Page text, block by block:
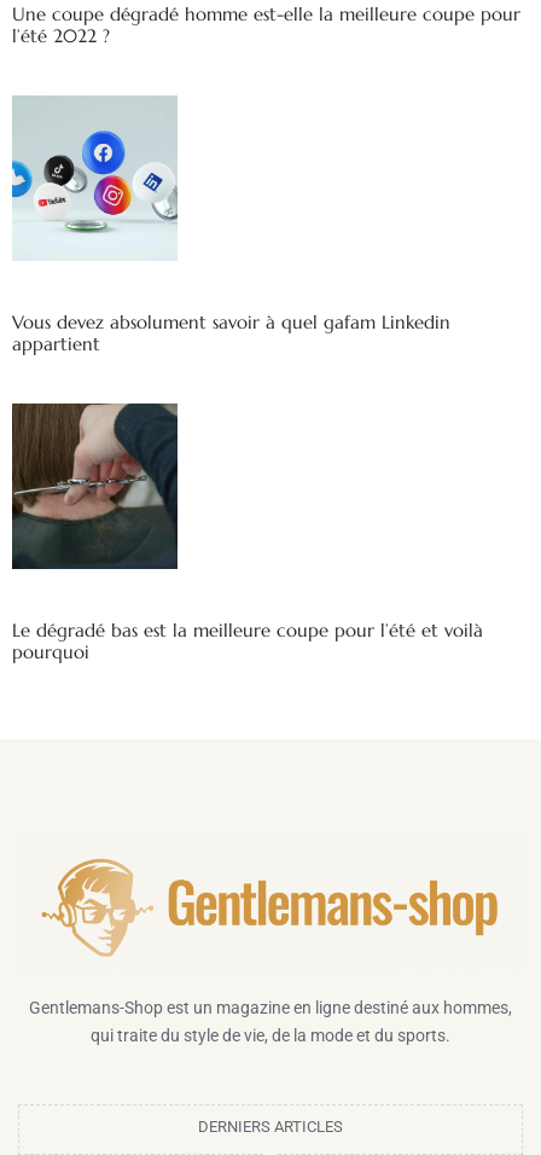
Une coupe dégradé homme est-elle la meilleure coupe pour
l’été 2022 ?
Vous devez absolument savoir à quel gafam Linkedin
appartient
Le dégradé bas est la meilleure coupe pour l’été et voilà
pourquoi
Gentlemans-Shop est un magazine en ligne destiné aux hommes,
qui traite du style de vie, de la mode et du sports.
DERNIERS ARTICLES